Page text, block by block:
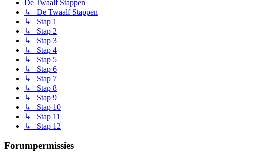
De Twaalf Stappen
↳ De Twaalf Stappen
↳ Stap 1
↳ Stap 2
↳ Stap 3
↳ Stap 4
↳ Stap 5
↳ Stap 6
↳ Stap 7
↳ Stap 8
↳ Stap 9
↳ Stap 10
↳ Stap 11
↳ Stap 12
Forumpermissies